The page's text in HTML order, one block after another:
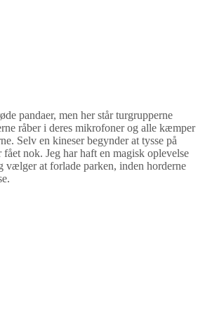
pandaer, men her står turgrupperne
råber i deres mikrofoner og alle kæmper
Selv en kineser begynder at tysse på
fået nok. Jeg har haft en magisk oplevelse
vælger at forlade parken, inden horderne